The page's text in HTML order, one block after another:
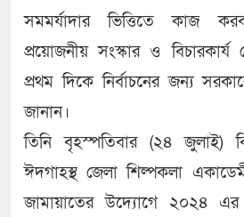
সমমর্যাদার ভিত্তিতে কাজ
প্রয়োজনীয় সংস্কার ও
প্রথম দিকে নির্বাচনের জন্য
জানান।
তিনি বৃহস্পতিবার (২৪ জুলাই)
ঈদগাহস্থ জেলা শিল্পকলা
জামায়াতের উদ্যোগে ২০২৪ এর